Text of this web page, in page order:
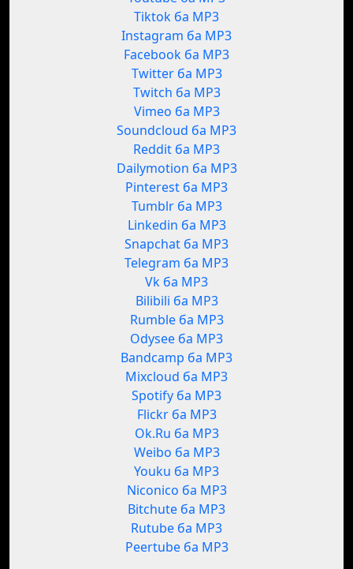
Tiktok ба MP3
Instagram ба MP3
Facebook ба MP3
Twitter ба MP3
Twitch ба MP3
Vimeo ба MP3
Soundcloud ба MP3
Reddit ба MP3
Dailymotion ба MP3
Pinterest ба MP3
Tumblr ба MP3
Linkedin ба MP3
Snapchat ба MP3
Telegram ба MP3
Vk ба MP3
Bilibili ба MP3
Rumble ба MP3
Odysee ба MP3
Bandcamp ба MP3
Mixcloud ба MP3
Spotify ба MP3
Flickr ба MP3
Ok.Ru ба MP3
Weibo ба MP3
Youku ба MP3
Niconico ба MP3
Bitchute ба MP3
Rutube ба MP3
Peertube ба MP3